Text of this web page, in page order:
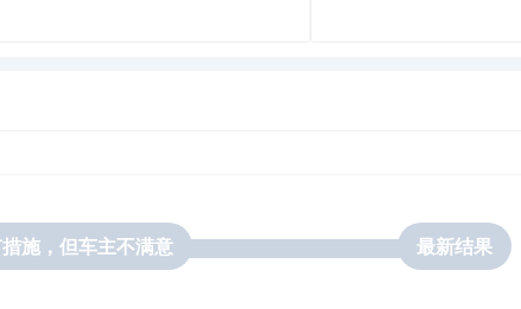
施，但车主不满意 最新结果